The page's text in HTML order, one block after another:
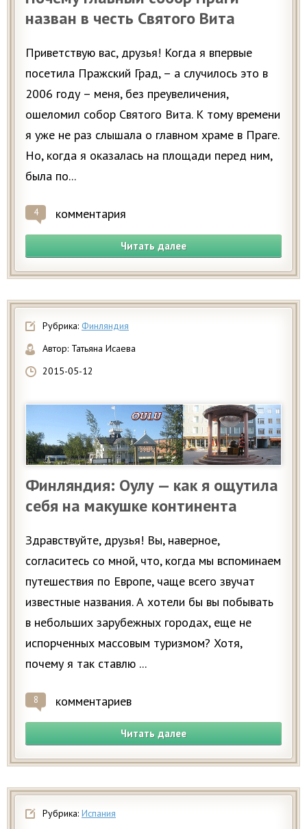
назван в честь Святого Вита
Приветствую вас, друзья! Когда я впервые
посетила Пражский Град, – а случилось это в
2006 году – меня, без преувеличения,
ошеломил собор Святого Вита. К тому времени
я уже не раз слышала о главном храме в Праге.
Но, когда я оказалась на площади перед ним,
была по...
4 комментария
Читать далее
Рубрика: Финляндия
Автор: Татьяна Исаева
2015-05-12
Финляндия: Оулу — как я ощутила
себя на макушке континента
Здравствуйте, друзья! Вы, наверное,
согласитесь со мной, что, когда мы вспоминаем
путешествия по Европе, чаще всего звучат
известные названия. А хотели бы вы побывать
в небольших зарубежных городах, еще не
испорченных массовым туризмом? Хотя,
почему я так ставлю ...
8 комментариев
Читать далее
Рубрика: Испания